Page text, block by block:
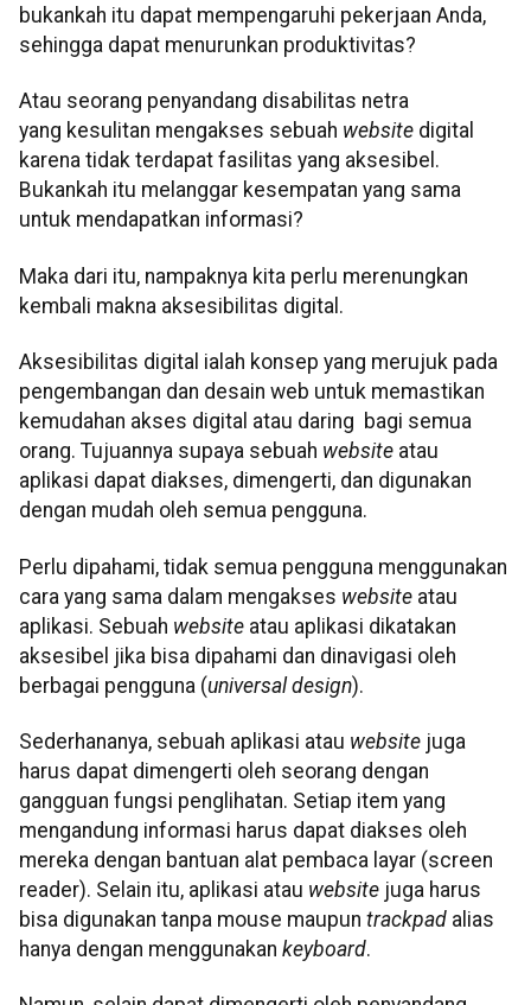
bukankah itu dapat mempengaruhi pekerjaan Anda,
sehingga dapat menurunkan produktivitas?
Atau seorang penyandang disabilitas netra
yang kesulitan mengakses sebuah website digital
karena tidak terdapat fasilitas yang aksesibel.
Bukankah itu melanggar kesempatan yang sama
untuk mendapatkan informasi?
Maka dari itu, nampaknya kita perlu merenungkan
kembali makna aksesibilitas digital.
Aksesibilitas digital ialah konsep yang merujuk pada
pengembangan dan desain web untuk memastikan
kemudahan akses digital atau daring bagi semua
orang. Tujuannya supaya sebuah website atau
aplikasi dapat diakses, dimengerti, dan digunakan
dengan mudah oleh semua pengguna.
Perlu dipahami, tidak semua pengguna menggunakan
cara yang sama dalam mengakses website atau
aplikasi. Sebuah website atau aplikasi dikatakan
aksesibel jika bisa dipahami dan dinavigasi oleh
berbagai pengguna (universal design).
Sederhananya, sebuah aplikasi atau website juga
harus dapat dimengerti oleh seorang dengan
gangguan fungsi penglihatan. Setiap item yang
mengandung informasi harus dapat diakses oleh
mereka dengan bantuan alat pembaca layar (screen
reader). Selain itu, aplikasi atau website juga harus
bisa digunakan tanpa mouse maupun trackpad alias
hanya dengan menggunakan keyboard.